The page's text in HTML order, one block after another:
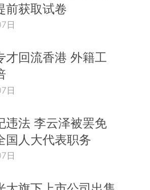
前获取试卷
日
才回流香港 外籍工
日
违法 李云泽被罢免
国人大代表职务
日